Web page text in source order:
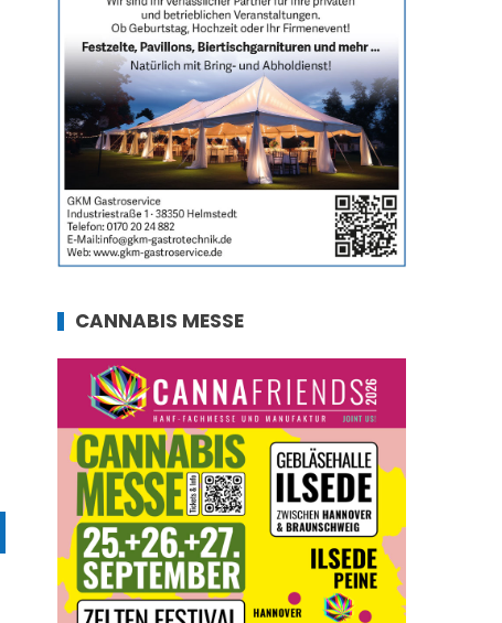
CANNABIS MESSE